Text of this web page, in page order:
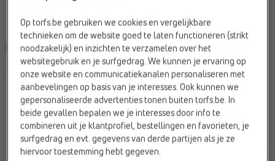
-35%
SLIPPERS
Little David
Vorige laagste prijs:
€ 42,89
€
65,99
€
42,89
Afwerking:Metallic
Materiaal:Kunstleer
Web-Only:Nee
-20%
CASUAL SLIPPERS
CEMI
Vorige laagste prijs: €
Merk:CEMI
Type2:Slippers
Web-Only:Nee
Op torfs.be gebruiken we cookies en vergelijkbare
technieken om de website goed te laten functioneren (strikt
noodzakelijk) en inzichten te verzamelen over het
websitegebruik en je surfgedrag. We kunnen je ervaring op
onze website en communicatiekanalen personaliseren met
aanbevelingen op basis van je interesses. Ook kunnen we
gepersonaliseerde advertenties tonen buiten torfs.be. In
beide gevallen bepalen we je interesses door info te
combineren uit je klantprofiel, bestellingen en favorieten, je
surfgedrag en evt. gegevens van derde partijen als je ze
hiervoor toestemming hebt gegeven.